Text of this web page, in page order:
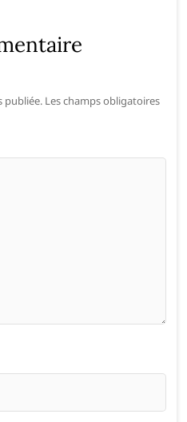
publiée. Les champs obligatoires